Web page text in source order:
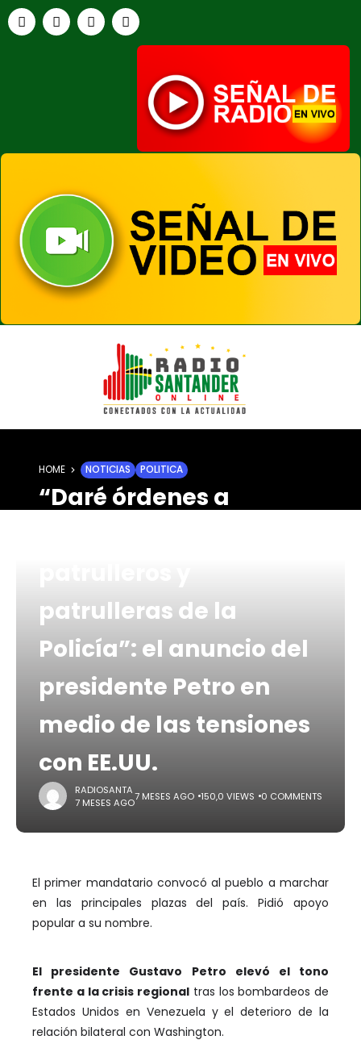
HOME NOTICIAS POLITICA
“Daré órdenes a
patrulleras de la
Policía”: el anuncio del
presidente Petro en
medio de las tensiones
con EE.UU.
RADIOSANTA
7 MESES AGO7 MESES AGO 150,0 VIEWS 0 COMMENTS
El primer mandatario convocó al pueblo a marchar
en las principales plazas del país. Pidió apoyo
popular a su nombre.
El presidente Gustavo Petro elevó el tono
frente a la crisis regional tras los bombardeos de
Estados Unidos en Venezuela y el deterioro de la
relación bilateral con Washington.